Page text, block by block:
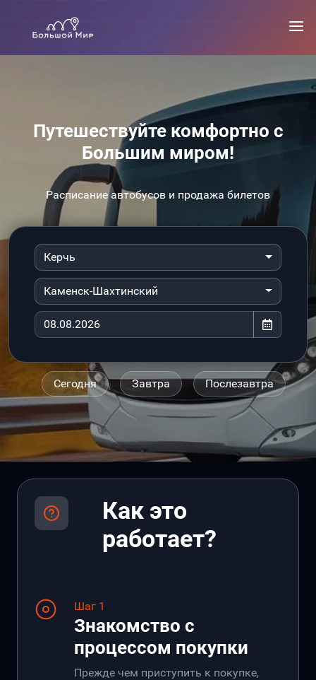
Путешествуйте комфортно с
Большим миром!
Расписание автобусов и продажа билетов
Керчь
Каменск-Шахтинский
Сегодня Завтра Послезавтра
Как это
работает?
Шаг 1
Знакомство с
процессом покупки
Прежде чем приступить к покупке,